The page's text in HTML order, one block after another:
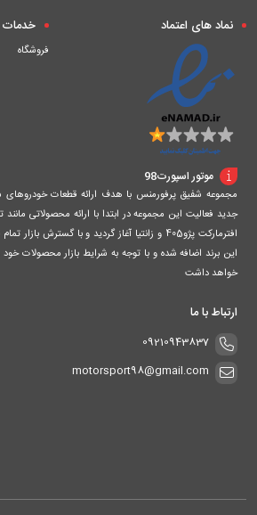
نماد های اعتماد خدمات
فروشگاه
موتور اسپورت98
مجموعه شفیق پرفورمنس با هدف ارائه قطعات خودروهای
جدید فعالیت این مجموعه در ابتدا با ارائه محصولاتی
افترمارکت پژو405 و زانتیا آغاز گردید و با
این برند اضافه شده و با توجه به شرایط بازار محصولات خود
خواهد داشت
ارتباط با ما
09210943837
motorsport98@gmail.com